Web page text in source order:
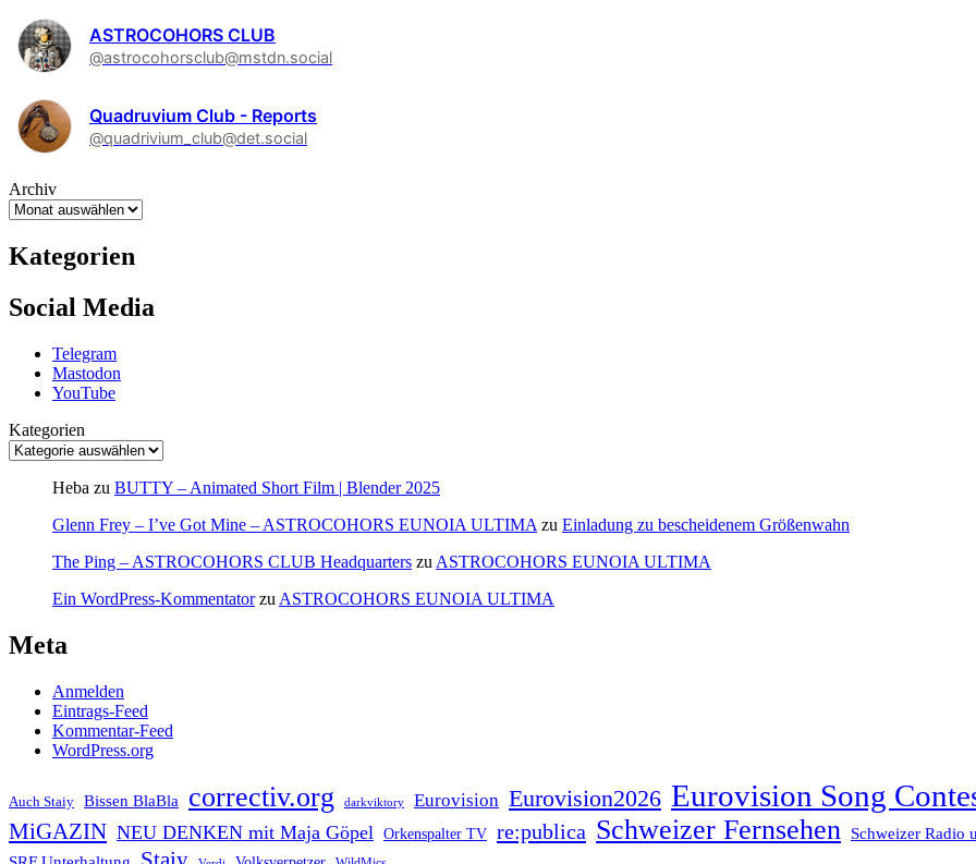
ASTROCOHORS CLUB
@astrocohorsclub@mstdn.social
Quadruvium Club - Reports
@quadrivium_club@det.social
Archiv
Kategorien
Social Media
Telegram
Mastodon
YouTube
Kategorien
Heba zu BUTTY – Animated Short Film | Blender 2025
Glenn Frey – I’ve Got Mine – ASTROCOHORS EUNOIA ULTIMA zu Einladung zu bescheidenem Größenwahn
The Ping – ASTROCOHORS CLUB Headquarters zu ASTROCOHORS EUNOIA ULTIMA
Ein WordPress-Kommentatorzu ASTROCOHORS EUNOIA ULTIMA
Meta
Anmelden
Eintrags-Feed
Kommentar-Feed
WordPress.org
Auch Staiy Bissen BlaBla correctiv.org darkviktory Eurovision Eurovision2026 Eurovision Song
MiGAZIN NEU DENKEN mit Maja Göpel Orkenspalter TV re:publica Schweizer Fernsehen Schweizer Radio